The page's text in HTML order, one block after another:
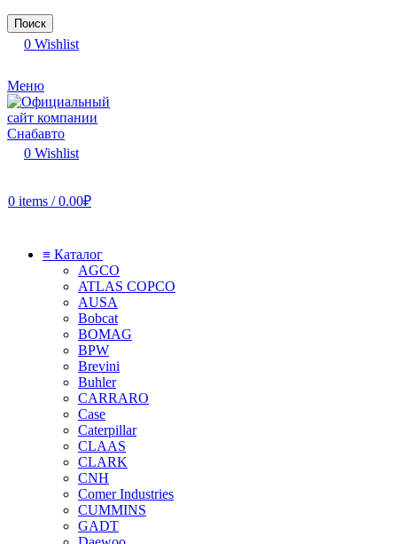
Поиск
0 Wishlist
Меню
0 Wishlist
0 items / 0.00₽
≡ Каталог
AGCO
ATLAS COPCO
AUSA
Bobcat
BOMAG
BPW
Brevini
Buhler
CARRARO
Case
Caterpillar
CLAAS
CLARK
CNH
Comer Industries
CUMMINS
GADT